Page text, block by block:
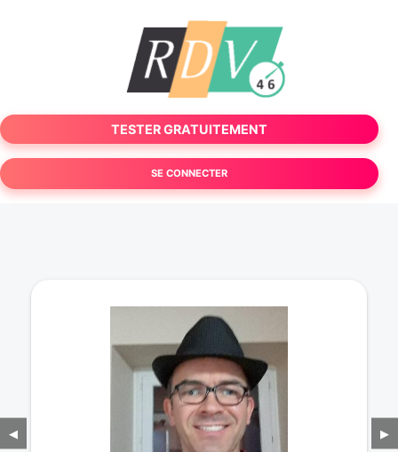
TESTER GRATUITEMENT
SE CONNECTER
◀ ▶